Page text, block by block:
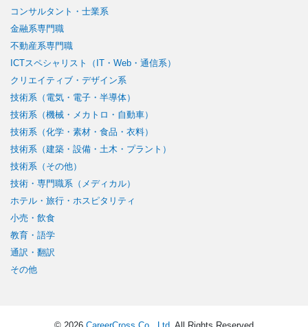
コンサルタント・士業系
金融系専門職
不動産系専門職
ICTスペシャリスト（IT・Web・通信系）
クリエイティブ・デザイン系
技術系（電気・電子・半導体）
技術系（機械・メカトロ・自動車）
技術系（化学・素材・食品・衣料）
技術系（建築・設備・土木・プラント）
技術系（その他）
技術・専門職系（メディカル）
ホテル・旅行・ホスピタリティ
小売・飲食
教育・語学
通訳・翻訳
その他